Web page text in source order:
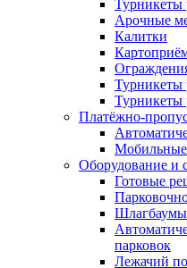
Турникеты
Арочные
Калитки
Турникеты
Турникеты
Платёжно-
Оборудование и
Готовые
Шлагбаумы
парковок
Лежачий